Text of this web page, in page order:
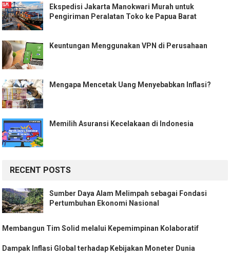
Ekspedisi Jakarta Manokwari Murah untuk
Pengiriman Peralatan Toko ke Papua Barat
Keuntungan Menggunakan VPN di Perusahaan
Mengapa Mencetak Uang Menyebabkan Inflasi?
Memilih Asuransi Kecelakaan di Indonesia
RECENT POSTS
Sumber Daya Alam Melimpah sebagai Fondasi
Pertumbuhan Ekonomi Nasional
Membangun Tim Solid melalui Kepemimpinan Kolaboratif
Dampak Inflasi Global terhadap Kebijakan Moneter Dunia